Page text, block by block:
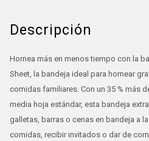
Descripción
Hornea más en menos tiempo con la
Sheet, la bandeja ideal para hornear
comidas familiares. Con un 35 % más
media hoja estándar, esta bandeja
galletas, barras o cenas en bandeja a
comidas, recibir invitados o dar de